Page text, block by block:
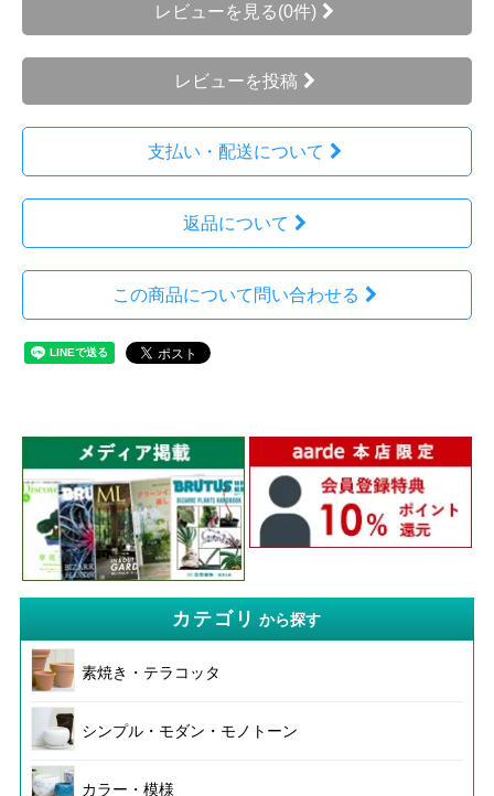
レビューを見る(0件)
レビューを投稿
支払い・配送について
返品について
この商品について問い合わせる
カテゴリ から探す
素焼き・テラコッタ
シンプル・モダン・モノトーン
カラー・模様